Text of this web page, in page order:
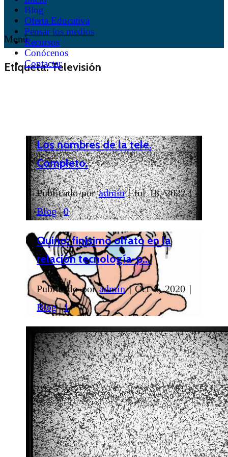
Blog
Oferta Educativa
Pensar los medios
Recursos
Conócenos
Contactar
Menú
Etiqueta:Televisión
Los nombres de la tele.
Completo.
Publicado poradmin|Jul 18, 2022|
Blog|0
Quino: finísimo olfato en la
relación tecnología-p...
Publicado poradmin|Oct 8, 2020 |
Blog|1